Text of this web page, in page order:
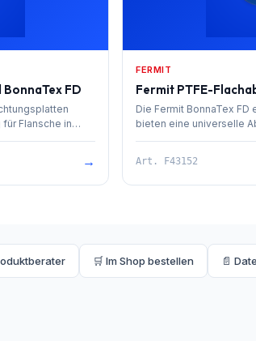
FD
Flansche in
→
FERMIT
Fermit PTFE-
Die Fermit BonnaTex
bieten eine universelle
Industrieanwendungen.
Art. F43152
🛒 Im Shop bestellen 📄